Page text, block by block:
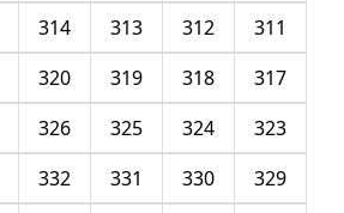
311
312
313
314
317
318
319
320
323
324
325
326
329
330
331
332